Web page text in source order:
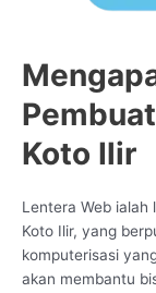
Koto Ilir
Lentera Web ialah
Koto Ilir, yang
komputerisasi
akan membantu